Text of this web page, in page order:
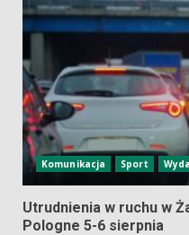
Komunikacja Sport
Utrudnienia w ruchu w
Pologne 5-6 sierpnia